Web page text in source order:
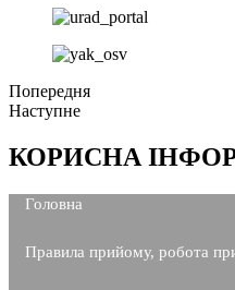
Попередня
Наступне
КОРИСНА
Головна
Правила прийому, робота